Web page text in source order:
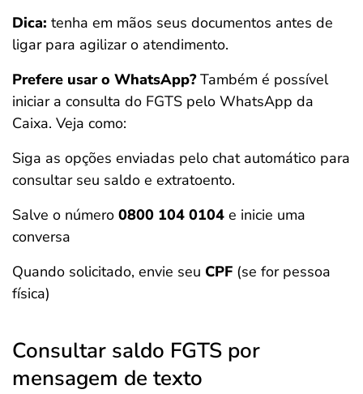
Dica: tenha em mãos seus documentos antes de
ligar para agilizar o atendimento.
Prefere usar o WhatsApp?Também é possível
iniciar a consulta do FGTS pelo WhatsApp da
Caixa. Veja como:
Siga as opções enviadas pelo chat automático para
consultar seu saldo e extratoento.
Salve o número 0800 104 0104 e inicie uma
conversa
Quando solicitado, envie seu CPF (se for pessoa
física)
Consultar saldo FGTS por
mensagem de texto